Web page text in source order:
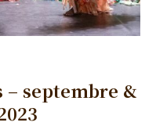
– septembre &